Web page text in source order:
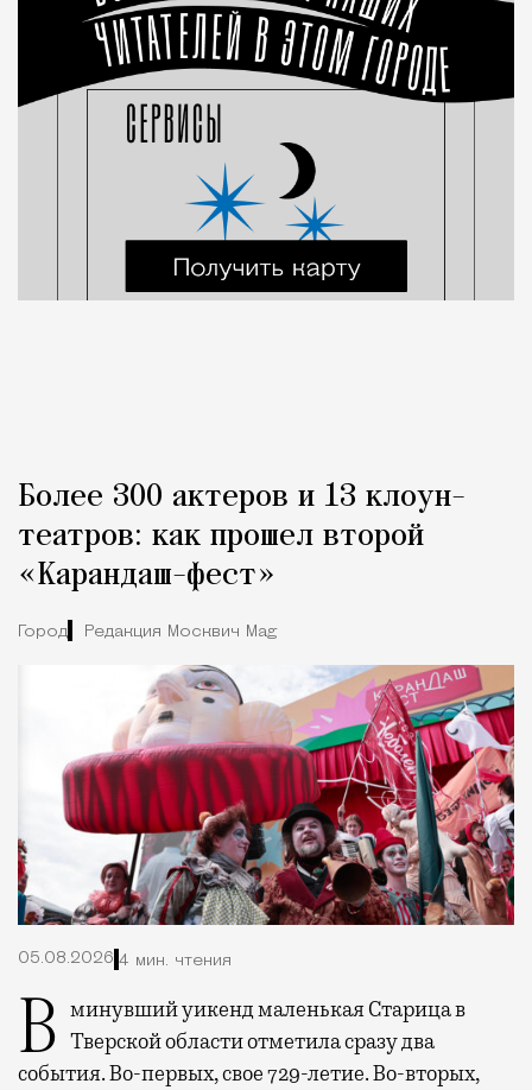
Более 300 актеров и 13 клоун-
театров: как прошел второй
«Карандаш-фест»
Город Редакция Москвич Mag
05.08.2026 4 мин. чтения
В минувший уикенд маленькая Старица в Тверской области отметила сразу два
события. Во-первых, свое 729-летие. Во-вторых,